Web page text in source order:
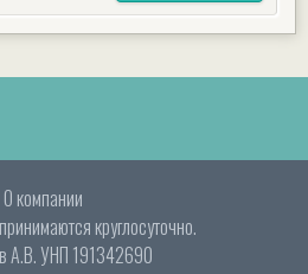
О компании
круглосуточно.
А.В. УНП 191342690